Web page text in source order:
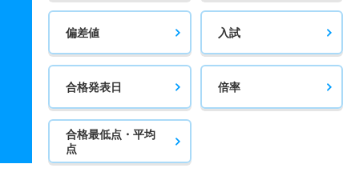
偏差値 入試
合格発表日 倍率
合格最低点・平均
点